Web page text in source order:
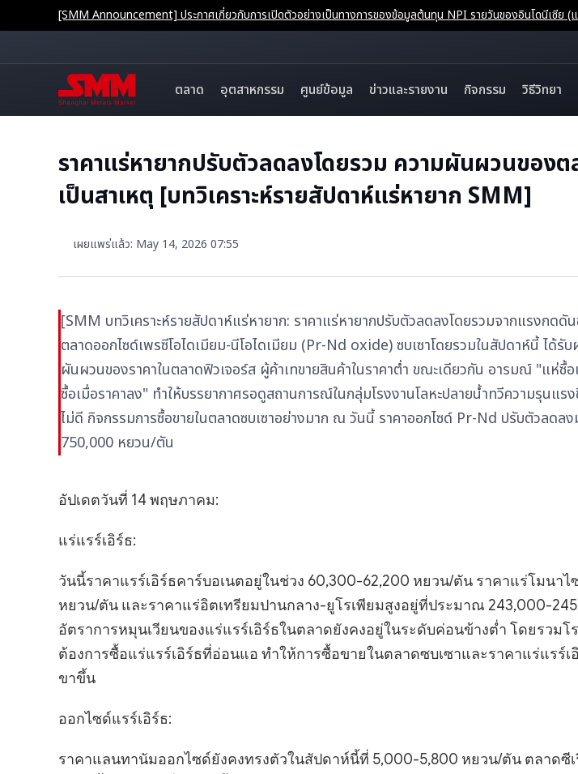
[SMM Announcement] ประกาศเกี่ยวกับการเปิดตัวอย่างเป็นทางการของข้อมูลต้นทุน NPI รายวันของอินโดนีเซีย
ตลาด อุตสาหกรรม ศูนย์ข้อมูล ข่าวและรายงาน กิจกรรม วิธีวิทยา
ราคาแร่หายากปรับตัวลดลงโดยรวม ความผันผวนของต
เป็นสาเหตุ [บทวิเคราะห์รายสัปดาห์แร่หายาก SMM]
เผยแพร่แล้ว: May 14, 2026 07:55
[SMM บทวิเคราะห์รายสัปดาห์แร่หายาก: ราคาแร่หายากปรับตัวลดลงโดยรวมจากแรงกดดั
ตลาดออกไซด์เพรซีโอไดเมียม-นีโอไดเมียม (Pr-Nd oxide) ซบเซาโดยรวมในสัปดาห์นี้ ได้รั
ผันผวนของราคาในตลาดฟิวเจอร์ส ผู้ค้าเทขายสินค้าในราคาต่ำ ขณะเดียวกัน อารมณ์ "แห่ซื้อ
ซื้อเมื่อราคาลง" ทำให้บรรยากาศรอดูสถานการณ์ในกลุ่มโรงงานโลหะปลายน้ำทวีความรุนแร
ไม่ดี กิจกรรมการซื้อขายในตลาดซบเซาอย่างมาก ณ วันนี้ ราคาออกไซด์ Pr-Nd ปรับตัวลดล
750,000 หยวน/ตัน
อัปเดตวันที่ 14 พฤษภาคม:
แร่แรร์เอิร์ธ:
วันนี้ราคาแรร์เอิร์ธคาร์บอเนตอยู่ในช่วง 60,300-62,200 หยวน/ตัน ราคาแร่โมนาไ
หยวน/ตัน และราคาแร่อิตเทรียมปานกลาง-ยูโรเพียมสูงอยู่ที่ประมาณ 243,000-
อัตราการหมุนเวียนของแร่แรร์เอิร์ธในตลาดยังคงอยู่ในระดับค่อนข้างต่ำ โดยรวมโ
ต้องการซื้อแร่แรร์เอิร์ธที่อ่อนแอ ทำให้การซื้อขายในตลาดซบเซาและราคาแร่แรร์
ขาขึ้น
ออกไซด์แรร์เอิร์ธ:
ราคาแลนทานัมออกไซด์ยังคงทรงตัวในสัปดาห์นี้ที่ 5,000-5,800 หยวน/ตัน ตลาดซี